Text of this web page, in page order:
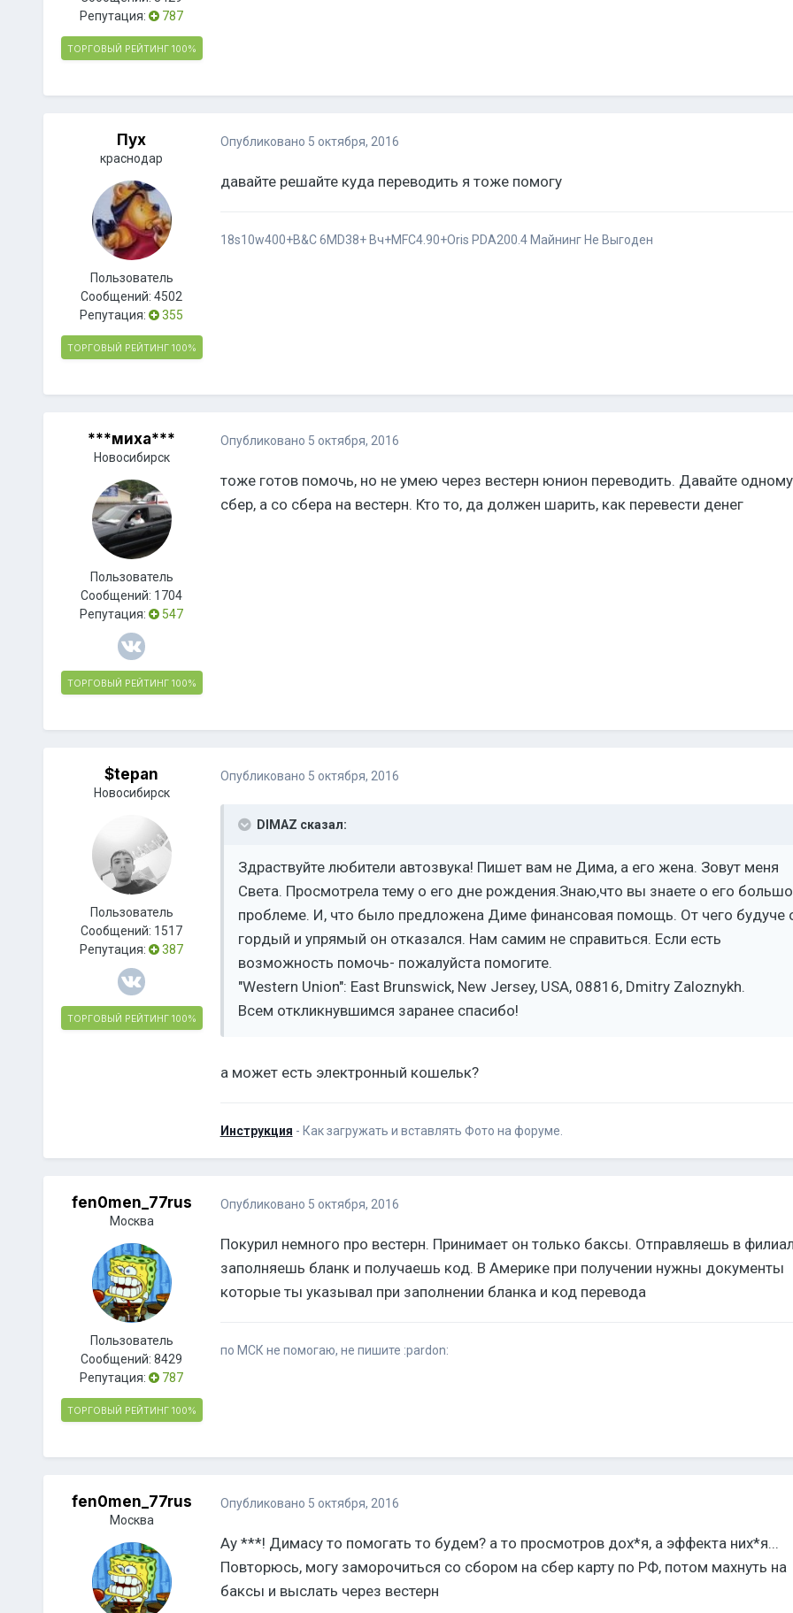
Репутация:
787
ТОРГОВЫЙ РЕЙТИНГ 100%
Пух
краснодар
Пользователь
Сообщений:4502
Репутация:
355
ТОРГОВЫЙ РЕЙТИНГ 100%
Опубликовано 5 октября, 2016
давайте решайте куда переводить я тоже помогу
18s10w400+B&C 6MD38+ Вч+MFC4.90+Oris PDA200.4 Майнинг Не Выгоден
***миха***
Новосибирск
Пользователь
Сообщений: 1704
Репутация:
547
ТОРГОВЫЙ РЕЙТИНГ 100%
Опубликовано 5 октября, 2016
тоже готов помочь, но не умею через вестерн юнион переводить. Давайте
сбер, а со сбера на вестерн. Кто то, да должен шарить, как перевести денег
$tepan
Новосибирск
Пользователь
Сообщений: 1517
Репутация:
387
ТОРГОВЫЙ РЕЙТИНГ 100%
Опубликовано 5 октября, 2016
DIMAZ сказал:
Здраствуйте любители автозвука! Пишет вам не Дима, а его жена. Зовут меня
Света. Просмотрела тему о его дне рождения.Знаю,что вы знаете о его
проблеме. И, что было предложена Диме финансовая помощь. От чего будуче
гордый и упрямый он отказался. Нам самим не справиться. Если есть
возможность помочь- пожалуйста помогите.
"Western Union": East Brunswick, New Jersey, USA, 08816, Dmitry Zaloznykh.
Всем откликнувшимся заранее спасибо!
а может есть электронный кошельк?
Инструкция - Как загружать и вставлять Фото на форуме.
fen0men_77rus
Москва
Пользователь
Сообщений:8429
Репутация:
787
ТОРГОВЫЙ РЕЙТИНГ 100%
Опубликовано 5 октября, 2016
Покурил немного про вестерн. Принимает он только баксы. Отправляешь в
заполняешь бланк и получаешь код. В Америке при получении нужны документы
которые ты указывал при заполнении бланка и код перевода
по МСК не помогаю, не пишите :pardon:
fen0men_77rus
Москва
Опубликовано 5 октября, 2016
Ау ***! Димасу то помогать то будем? а то просмотров дох*я, а эффекта них*я...
Повторюсь, могу заморочиться со сбором на сбер карту по РФ, потом махнуть на
баксы и выслать через вестерн